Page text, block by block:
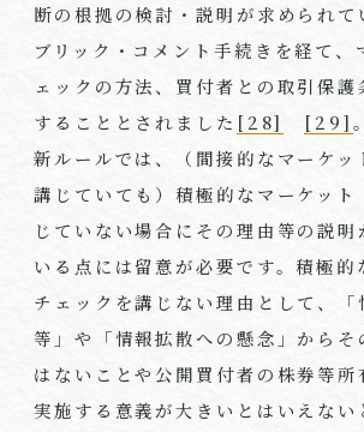
断の根拠の検討・説明が求められて
ブリック・コメント手続きを経て、
ェックの方法、買付者との取引保護
することとされました [28] [29]
新ルールでは、（間接的なマーケッ
講じていても）積極的なマーケット
じていない場合にその理由等の説明
いる点には留意が必要です。積極的
チェックを講じない理由として、「
等」や「情報拡散への懸念」からそ
はないことや公開買付者の株券等所
実施する意義が大きいとはいえない